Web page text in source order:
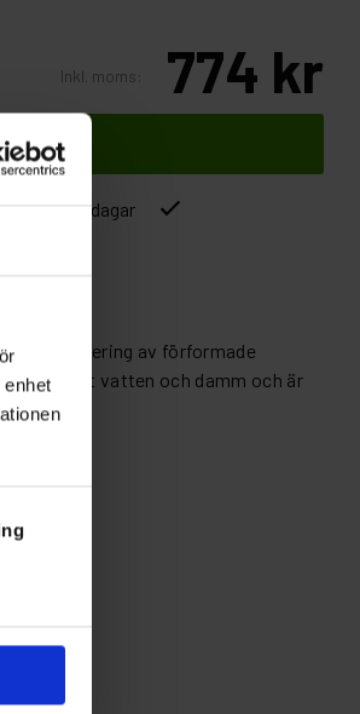
Inkl. moms: 774 kr
inom 1-5 dagar
återmontering av förformade
mot vatten och damm och är